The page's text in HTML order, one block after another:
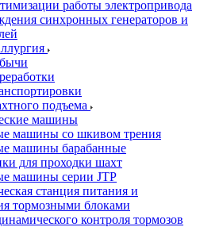
работы электропривода
синхронных генераторов и
подъема
машины
машины со шкивом трения
машины барабанные
для проходки шахт
машины серии JTP
станция питания и
тормозными блоками
контроля тормозов